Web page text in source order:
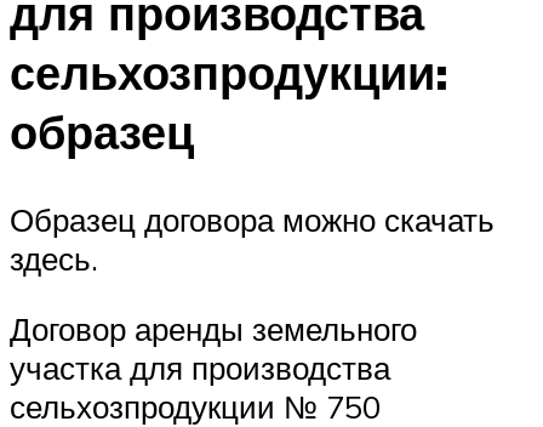
для производства
сельхозпродукции:
образец
Образец договора можно скачать
здесь.
Договор аренды земельного
участка для производства
сельхозпродукции № 750